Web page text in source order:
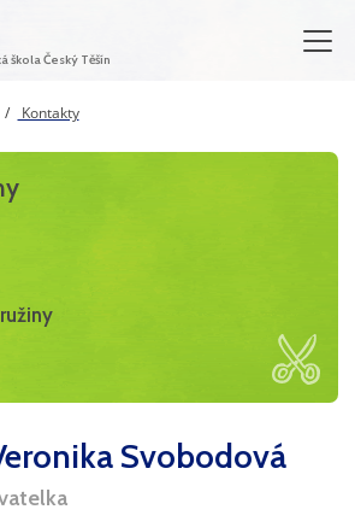
škola Český Těšín
Kontakty
Svobodová